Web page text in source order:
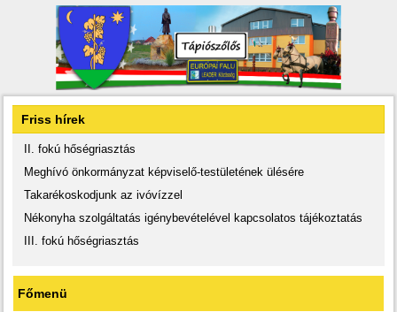
Friss hírek
II. fokú hőségriasztás
Meghívó önkormányzat képviselő-testületének ülésére
Takarékoskodjunk az ivóvízzel
Nékonyha szolgáltatás igénybevételével kapcsolatos tájékoztatás
III. fokú hőségriasztás
Főmenü